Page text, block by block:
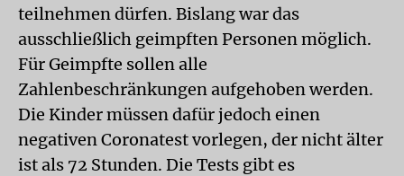
teilnehmen dürfen. Bislang war das
ausschließlich geimpften Personen möglich.
Für Geimpfte sollen alle
Zahlenbeschränkungen aufgehoben werden.
Die Kinder müssen dafür jedoch einen
negativen Coronatest vorlegen, der nicht älter
ist als 72 Stunden. Die Tests gibt es